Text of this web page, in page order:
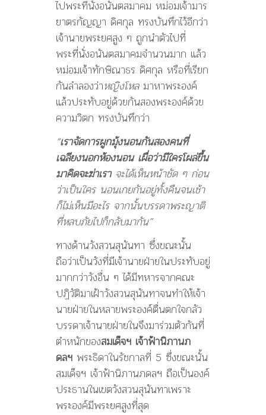
ไปพระที่นั่งอนันตสมาคม หม่อมเจ้ามาร
ยาตรกัญญา ดิศกุล ทรงบันทึกไว้อีกว่า
เจ้านายพระยศสูง ๆ ถูกนำตัวไปที่
พระที่นั่งอนันตสมาคมจำนวนมาก แล้ว
หม่อมเจ้าทักษิณาธร ดิศกุล หรือที่เรียก
กันลำลองว่าหญิงโหล มาหาพระองค์
แล้วประทับอยู่ด้วยกันสองพระองค์ด้วย
ความวิตก ทรงบันทึกว่า
“เราจัดการผูกมุ้งนอนกันสองคนที่
เฉลียงนอกห้องนอน เผื่อว่ามีใครโผล่ขึ้น
มาคิดจะฆ่าเราจะได้เห็นหน้าชัด ๆ ก่อน
ว่าเป็นใคร นอนเกยกันอยู่ทั้งคืนจนเช้า
ก็ไม่เห็นมีอะไร จากนั้นบรรดาพระญาติ
ที่หลบภัยไปก็กลับมากัน”
ทางด้านวังสวนสุนันทา ซึ่งขณะนั้น
ถือว่าเป็นวังที่มีเจ้านายฝ่ายในประทับอยู่
มากกว่าวังอื่น ๆ ได้มีทหารจากคณะ
ปฏิวัติมาเฝ้าวังสวนสุนันทาจนทำให้เจ้า
นายฝ่ายในหลายพระองค์ตื่นตกใจกลัว
บรรดาเจ้านายฝ่ายในจึงมาร่วมตัวกันที่
ตำหนักของสมเด็จฯ เจ้าฟ้านิภานภ
ดลฯ พระธิดาในรัชกาลที่ 5 ซึ่งขณะนั้น
สมเด็จฯ เจ้าฟ้านิภานภดลฯ ถือเป็นองค์
ประธานในเขตวังสวนสุนันทาเพราะ
พระองค์มีพระยศสูงที่สุด